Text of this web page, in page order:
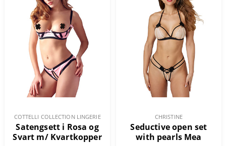
COTTELLI COLLECTION LINGERIE
Satengsett i Rosa og
Svart m/ Kvartkopper
CHRISTINE
Seductive open set
with pearls Mea